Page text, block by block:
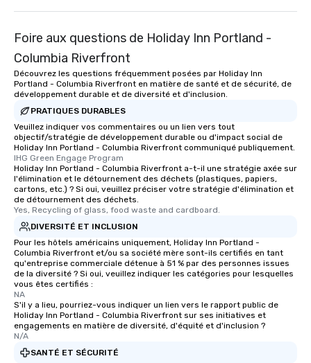
Foire aux questions de Holiday Inn Portland -
Columbia Riverfront
Découvrez les questions fréquemment posées par Holiday Inn
Portland - Columbia Riverfront en matière de santé et de sécurité, de
développement durable et de diversité et d'inclusion.
PRATIQUES DURABLES
Veuillez indiquer vos commentaires ou un lien vers tout
objectif/stratégie de développement durable ou d'impact social de
Holiday Inn Portland - Columbia Riverfront communiqué publiquement.
IHG Green Engage Program
Holiday Inn Portland - Columbia Riverfront a-t-il une stratégie axée sur
l'élimination et le détournement des déchets (plastiques, papiers,
cartons, etc.) ? Si oui, veuillez préciser votre stratégie d'élimination et
de détournement des déchets.
Yes, Recycling of glass, food waste and cardboard.
DIVERSITÉ ET INCLUSION
Pour les hôtels américains uniquement, Holiday Inn Portland -
Columbia Riverfront et/ou sa société mère sont-ils certifiés en tant
qu'entreprise commerciale détenue à 51 % par des personnes issues
de la diversité ? Si oui, veuillez indiquer les catégories pour lesquelles
vous êtes certifiés :
NA
S'il y a lieu, pourriez-vous indiquer un lien vers le rapport public de
Holiday Inn Portland - Columbia Riverfront sur ses initiatives et
engagements en matière de diversité, d'équité et d'inclusion ?
N/A
SANTÉ ET SÉCURITÉ